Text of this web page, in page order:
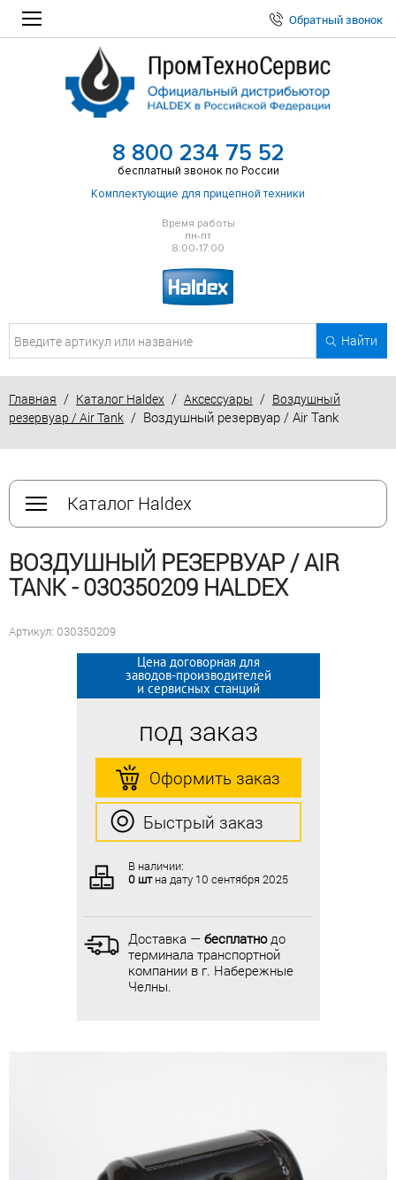
Обратный звонок
8 800 234 75 52
бесплатный звонок по России
Комплектующие для прицепной техники
Время работы
пн-пт
8:00-17:00
Найти
Главная / Каталог Haldex / Аксессуары / Воздушный
резервуар / Air Tank / Воздушный резервуар / Air Tank
Каталог Haldex
ВОЗДУШНЫЙ РЕЗЕРВУАР / AIR
TANK - 030350209 HALDEX
Артикул: 030350209
Цена договорная для
заводов-производителей
и сервисных станций
под заказ
Оформить заказ
Быстрый заказ
В наличии:
0 штна дату 10 сентября 2025
Доставка — бесплатнодо
терминала транспортной
компании в г. Набережные
Челны.
Цена договорная для
заводов-производителей
и сервисных станций
под заказ
Оформить заказ
Быстрый заказ
В наличии:
0 штна дату 10 сентября 2025
Доставка — бесплатнодо
терминала транспортной
компании в г. Набережные
Челны.